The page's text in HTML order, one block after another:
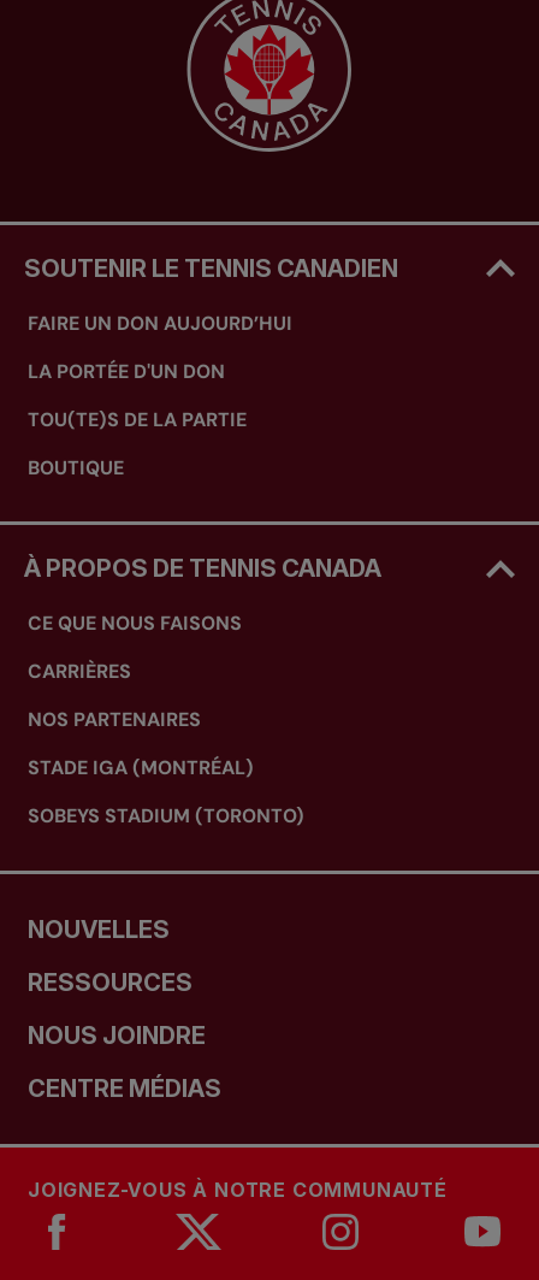
SOUTENIR LE TENNIS CANADIEN
FAIRE UN DON AUJOURD’HUI
LA PORTÉE D'UN DON
TOU(TE)S DE LA PARTIE
BOUTIQUE
À PROPOS DE TENNIS CANADA
CE QUE NOUS FAISONS
CARRIÈRES
NOS PARTENAIRES
STADE IGA (MONTRÉAL)
SOBEYS STADIUM (TORONTO)
NOUVELLES
RESSOURCES
NOUS JOINDRE
CENTRE MÉDIAS
JOIGNEZ-VOUS À NOTRE COMMUNAUTÉ